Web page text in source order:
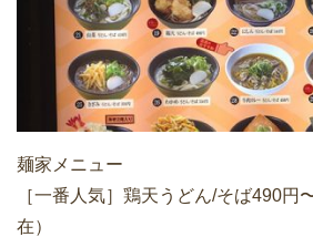
麺家メニュー
［一番人気］鶏天うどん/そば490円
在）